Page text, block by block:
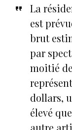
La
est
brut
par
moitié
dollars,
élevé
autre